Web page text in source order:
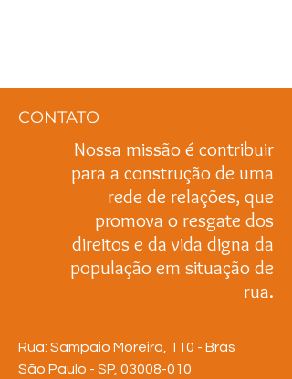
CONTATO
Nossa missão é contribuir
para a construção de uma
rede de relações, que
promova o resgate dos
direitos e da vida digna da
população em situação de
rua.
Rua: Sampaio Moreira, 110 - Brás
São Paulo - SP, 03008-010